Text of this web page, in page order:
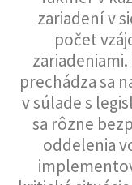
zariadení v
počet
prechádza sa
v súlade s
sa rôzne
oddelenia